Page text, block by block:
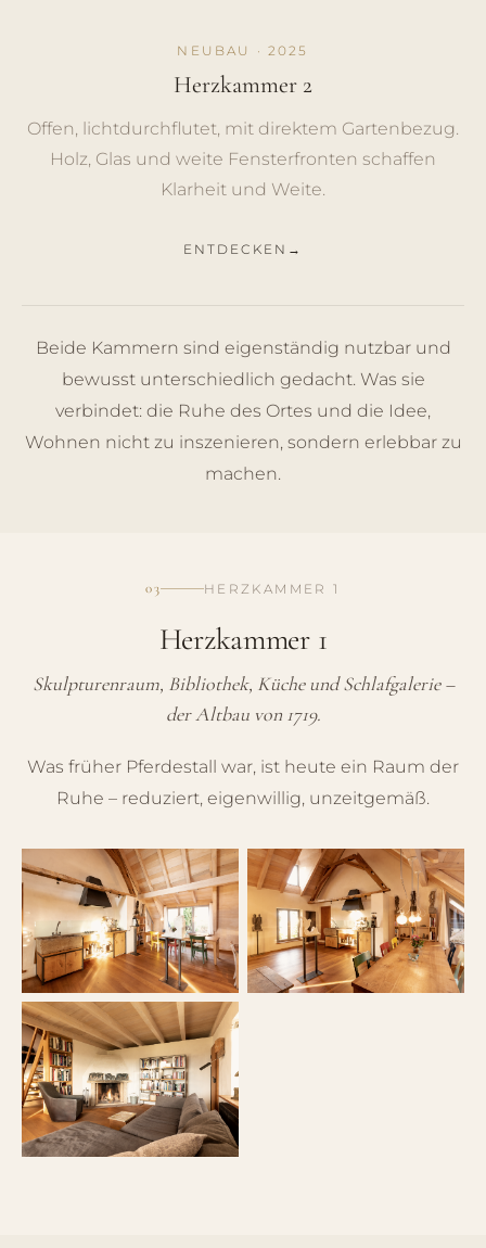
NEUBAU · 2025
Herzkammer 2
Offen, lichtdurchflutet, mit direktem Gartenbezug.
Holz, Glas und weite Fensterfronten schaffen
Klarheit und Weite.
ENTDECKEN
Beide Kammern sind eigenständig nutzbar und
bewusst unterschiedlich gedacht. Was sie
verbindet: die Ruhe des Ortes und die Idee,
Wohnen nicht zu inszenieren, sondern erlebbar zu
machen.
03 HERZKAMMER 1
Herzkammer 1
Skulpturenraum, Bibliothek, Küche und Schlafgalerie –
der Altbau von 1719.
Was früher Pferdestall war, ist heute ein Raum der
Ruhe – reduziert, eigenwillig, unzeitgemäß.